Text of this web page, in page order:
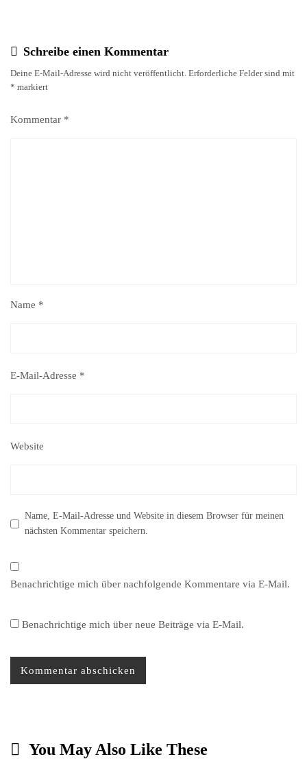
Schreibe einen Kommentar
Deine E-Mail-Adresse wird nicht veröffentlicht. Erforderliche Felder sind mit
* markiert
Kommentar *
Name *
E-Mail-Adresse *
Website
Name, E-Mail-Adresse und Website in diesem Browser für meinen
nächsten Kommentar speichern.
Benachrichtige mich über nachfolgende Kommentare via E-Mail.
Benachrichtige mich über neue Beiträge via E-Mail.
You May Also Like These